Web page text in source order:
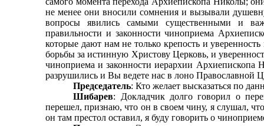
не менее они вносили сомнения и вызывали
вопросы явились самыми существенными и
правильности и законности чиноприема
которые дают нам не только крепость и
борьбы за истинную Христову Церковь, и
чиноприема и законности иерархии
разрушились и Вы ведете нас в лоно Православной
Председатель: Кто желает высказаться по
Шибарев: Докладчик долго говорил о
перешел, признаю, что он в своем чину, я слушал,
он там престол оставил, я буду говорить о